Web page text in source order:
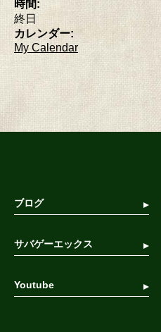
時間:
終日
カレンダー:
My Calendar
ブログ
サバゲーエックス
Youtube